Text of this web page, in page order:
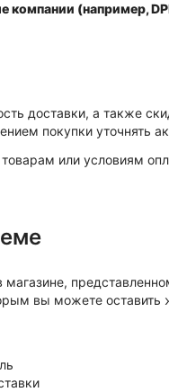
компании (например,
доставки, а также
покупки уточнять
или условиям
вы можете